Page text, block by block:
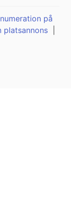
på
platsannons